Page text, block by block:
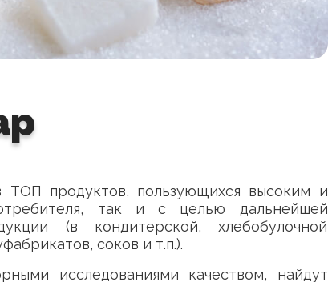
продуктов, пользующихся высоким и
так и с целью дальнейшей
(в кондитерской, хлебобулочной
соков и т.п.).
исследованиями качеством, найдут